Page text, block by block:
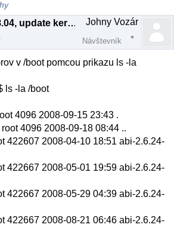
Re: Ubuntu 8.04, update kernelu 2.6.24-17 Johny Vozár
Návštevník
v /boot pomcou prikazu ls -la
ls -la /boot
4096 2008-09-15 23:43 .
4096 2008-09-18 08:44 ..
422607 2008-04-10 18:51 abi-2.6.24-
422667 2008-05-01 19:59 abi-2.6.24-
422667 2008-05-29 04:39 abi-2.6.24-
422667 2008-08-21 06:46 abi-2.6.24-